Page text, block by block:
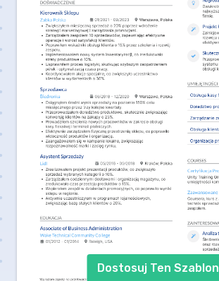
Dostosuj Ten Szablon